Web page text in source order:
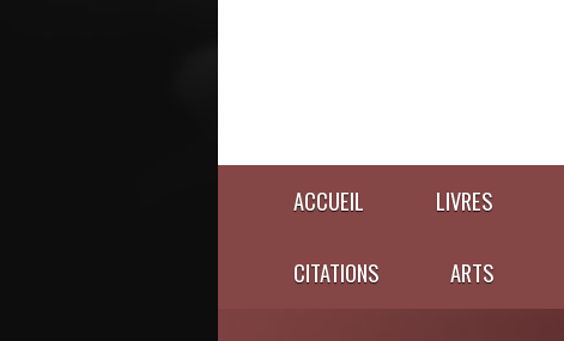
ACCUEIL LIVRES
CITATIONS ARTS